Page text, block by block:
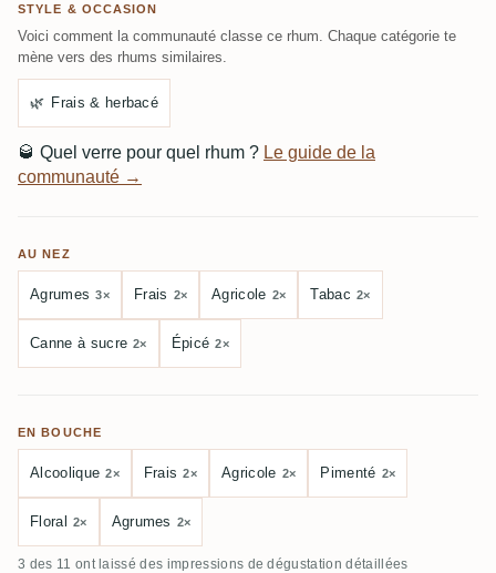
STYLE & OCCASION
Voici comment la communauté classe ce rhum. Chaque catégorie te
mène vers des rhums similaires.
🌿 Frais & herbacé
🥃 Quel verre pour quel rhum ? Le guide de la
communauté →
AU NEZ
Agrumes 3× Frais 2× Agricole 2× Tabac 2×
Canne à sucre 2× Épicé 2×
EN BOUCHE
Alcoolique 2× Frais 2× Agricole 2× Pimenté 2×
Floral 2× Agrumes 2×
3 des 11 ont laissé des impressions de dégustation détaillées